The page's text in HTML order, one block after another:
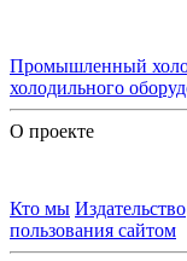
Промышленный
холодильного
О проекте
Кто мы Издательство
пользования сайтом